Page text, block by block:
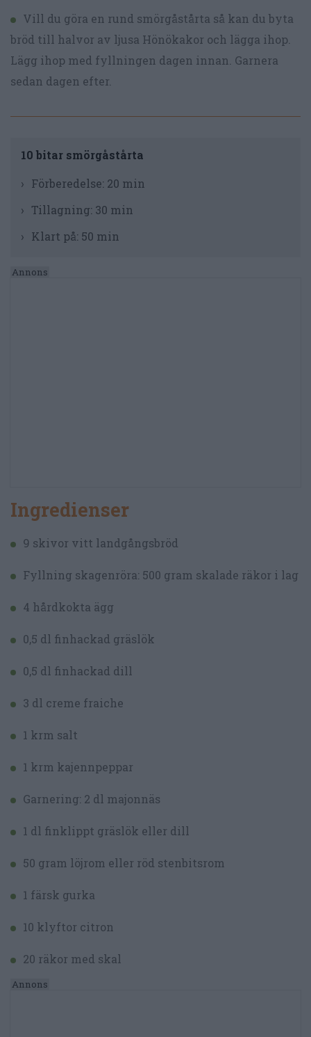
Vill du göra en rund smörgåstårta så kan du byta
bröd till halvor av ljusa Hönökakor och lägga ihop.
Lägg ihop med fyllningen dagen innan. Garnera
sedan dagen efter.
10 bitar smörgåstårta
Förberedelse: 20 min
Tillagning: 30 min
Klart på: 50 min
Ingredienser
9 skivor vitt landgångsbröd
Fyllning skagenröra: 500 gram skalade räkor i lag
4 hårdkokta ägg
0,5 dl finhackad gräslök
0,5 dl finhackad dill
3 dl creme fraiche
1 krm salt
1 krm kajennpeppar
Garnering: 2 dl majonnäs
1 dl finklippt gräslök eller dill
50 gram löjrom eller röd stenbitsrom
1 färsk gurka
10 klyftor citron
20 räkor med skal